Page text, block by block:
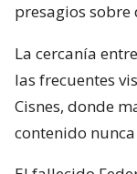
presagios sobre
La cercanía
las frecuentes
Cisnes, donde
contenido